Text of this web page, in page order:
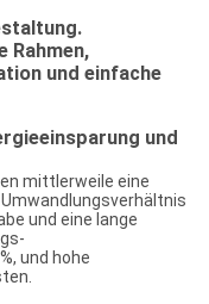
Rahmen,
und einfache
und
mittlerweile eine
und eine lange
und hohe